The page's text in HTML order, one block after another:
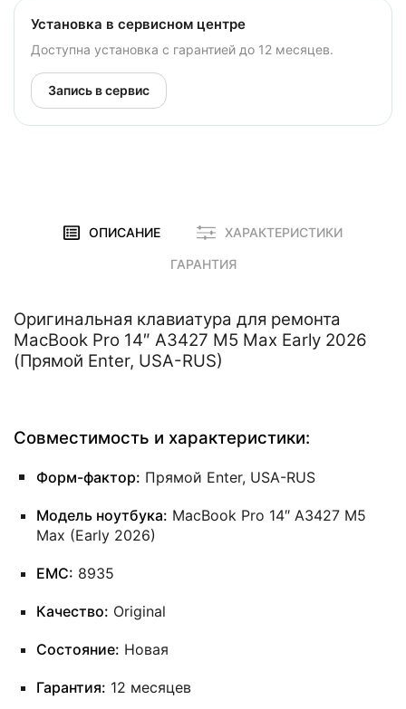
Установка в сервисном центре
Доступна установка с гарантией до 12 месяцев.
Запись в сервис
ОПИСАНИЕ ХАРАКТЕРИСТИКИ
ГАРАНТИЯ
Оригинальная клавиатура для ремонта
MacBook Pro 14″ A3427 M5 Max Early 2026
(Прямой Enter, USA-RUS)
Совместимость и характеристики:
Форм-фактор: Прямой Enter, USA-RUS
Модель ноутбука: MacBook Pro 14″ A3427 M5
Max (Early 2026)
EMC: 8935
Качество: Original
Состояние: Новая
Гарантия: 12 месяцев